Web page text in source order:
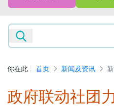
你在此 : 首页 新闻及资讯
政府联动社团